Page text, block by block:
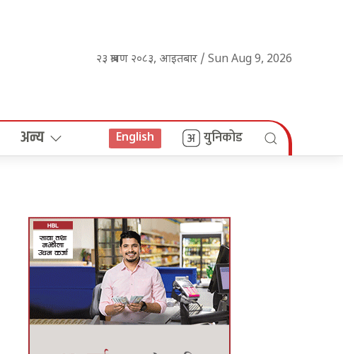
२३ श्रावण २०८३, आइतबार / Sun Aug 9, 2026
अन्य English युनिकोड